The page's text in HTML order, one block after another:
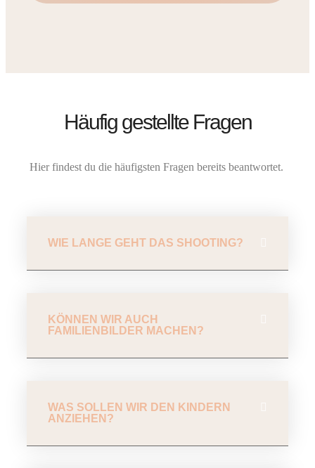
Häufig gestellte Fragen
Hier findest du die häufigsten Fragen bereits beantwortet.
WIE LANGE GEHT DAS SHOOTING?
KÖNNEN WIR AUCH
FAMILIENBILDER MACHEN?
WAS SOLLEN WIR DEN KINDERN
ANZIEHEN?